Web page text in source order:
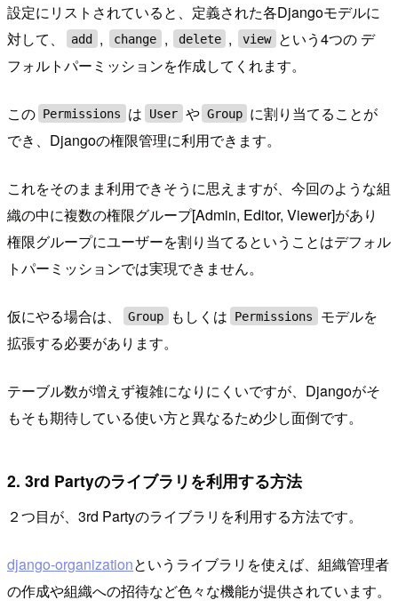
設定にリストされていると、定義された各Djangoモデルに
対して、
add , change , delete , view
という4つの デ
フォルトパーミッションを作成してくれます。
この Permissions は User や Group に割り当てることが
でき、Djangoの権限管理に利用できます。
これをそのまま利用できそうに思えますが、今回のような組
織の中に複数の権限グループ[Admin, Editor, Viewer]があり
権限グループにユーザーを割り当てるということはデフォル
トパーミッションでは実現できません。
仮にやる場合は、 Group もしくは Permissions
モデルを
拡張する必要があります。
テーブル数が増えず複雑になりにくいですが、Djangoがそ
もそも期待している使い方と異なるため少し面倒です。
2. 3rd Partyのライブラリを利用する方法
２つ目が、3rd Partyのライブラリを利用する方法です。
django-organizationというライブラリを使えば、組織管理者
の作成や組織への招待など色々な機能が提供されています。